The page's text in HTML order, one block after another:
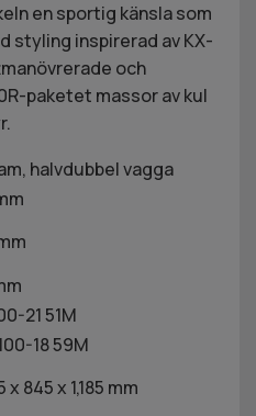
en sportig känsla som
styling inspirerad av KX-
och
paketet massor av kul
halvdubbel vagga
21 51M
18 59M
x 845 x 1,185 mm